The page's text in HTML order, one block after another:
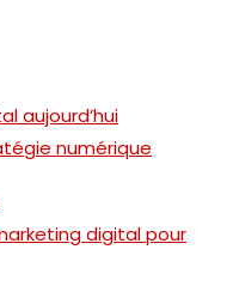
aujourd’hui
numérique
digital pour